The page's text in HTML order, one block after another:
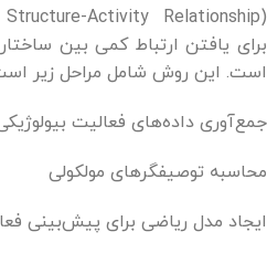
برای یافتن ارتباط کمی بین
است. این روش شامل مراحل زیر
جمع‌آوری داده‌های فعالیت
محاسبه توصیفگرهای مولکولی
ایجاد مدل ریاضی برای پیش‌بینی